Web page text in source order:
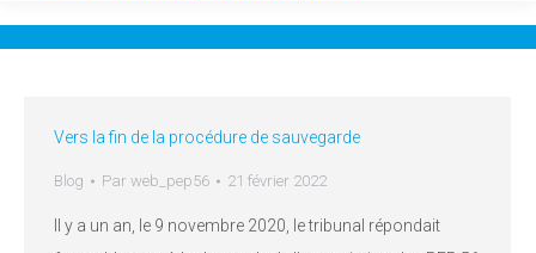
Vers la fin de la procédure de sauvegarde
Blog Par web_pep56 21 février 2022
Il y a un an, le 9 novembre 2020, le tribunal répondait